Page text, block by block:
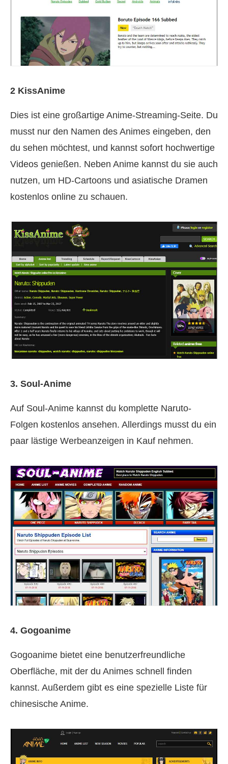
2 KissAnime
Dies ist eine großartige Anime-Streaming-Seite. Du
musst nur den Namen des Animes eingeben, den
du sehen möchtest, und kannst sofort hochwertige
Videos genießen. Neben Anime kannst du sie auch
nutzen, um HD-Cartoons und asiatische Dramen
kostenlos online zu schauen.
3. Soul-Anime
Auf Soul-Anime kannst du komplette Naruto-
Folgen kostenlos ansehen. Allerdings musst du ein
paar lästige Werbeanzeigen in Kauf nehmen.
4. Gogoanime
Gogoanime bietet eine benutzerfreundliche
Oberfläche, mit der du Animes schnell finden
kannst. Außerdem gibt es eine spezielle Liste für
chinesische Anime.